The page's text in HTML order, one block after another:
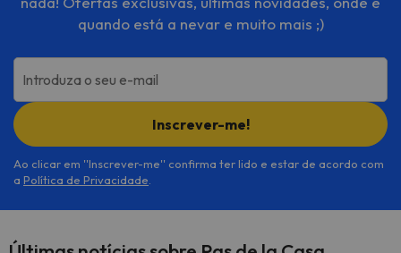
quando está a nevar e muito mais ;)
Introduza o seu e-mail
Inscrever-me!
Ao clicar em ''Inscrever-me'' confirma ter lido e estar de acordo com
a Política de Privacidade